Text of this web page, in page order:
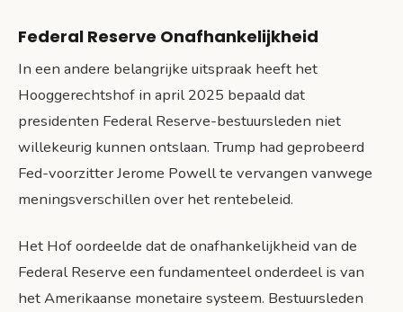
Federal Reserve Onafhankelijkheid
In een andere belangrijke uitspraak heeft het
Hooggerechtshof in april 2025 bepaald dat
presidenten Federal Reserve-bestuursleden niet
willekeurig kunnen ontslaan. Trump had geprobeerd
Fed-voorzitter Jerome Powell te vervangen vanwege
meningsverschillen over het rentebeleid.
Het Hof oordeelde dat de onafhankelijkheid van de
Federal Reserve een fundamenteel onderdeel is van
het Amerikaanse monetaire systeem. Bestuursleden